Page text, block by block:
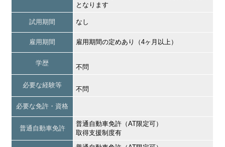
となります
試用期間 なし
雇用期間 雇用期間の定めあり（4ヶ月以上）
学歴
不問
必要な経験等
不問
必要な免許・資格
普通自動車免許
普通自動車免許（AT限定可）
取得支援制度有